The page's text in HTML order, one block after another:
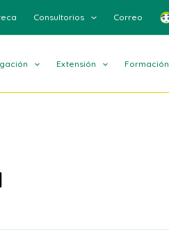
Consultorios Correo
Extensión Formación